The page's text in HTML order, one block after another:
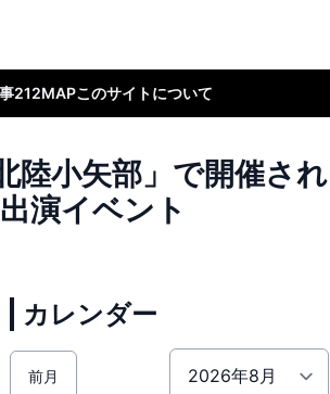
212MAPこのサイトについて
陸小矢部」で開催さ
演イベント
カレンダー
前月